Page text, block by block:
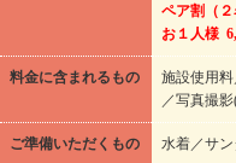
ペア割（
お１人様
料金に含まれるもの
施設使用
／写真撮
ご準備いただくもの 水着／サ